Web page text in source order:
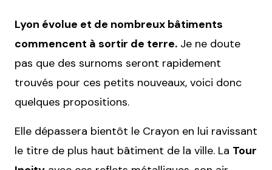
Lyon évolue et de nombreux bâtiments
commencent à sortir de terre. Je ne doute
pas que des surnoms seront rapidement
trouvés pour ces petits nouveaux, voici donc
quelques propositions.
Elle dépassera bientôt le Crayon en lui ravissant
le titre de plus haut bâtiment de la ville. La Tour